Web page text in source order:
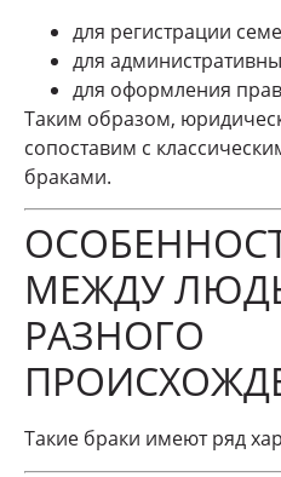
для регистрации
для
для оформления
Таким образом,
сопоставим с
браками.
МЕЖДУ
РАЗНОГО
Такие браки имеют ряд